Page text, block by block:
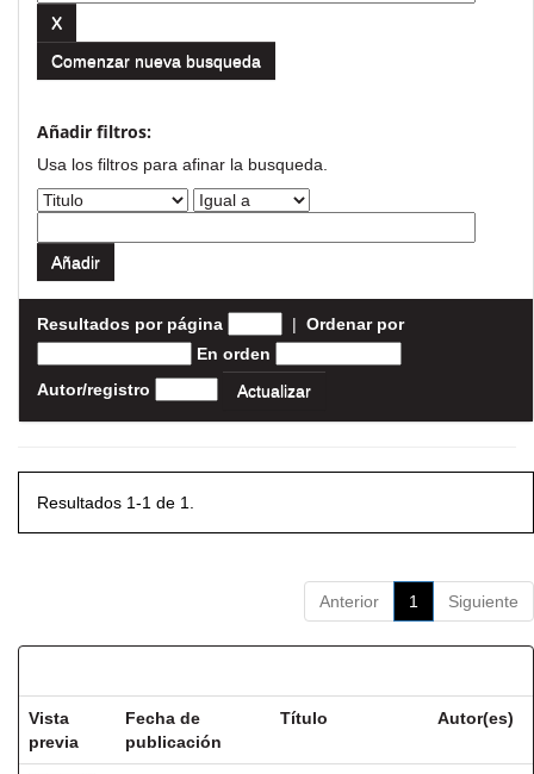
Comenzar nueva busqueda
Añadir filtros:
Usa los filtros para afinar la busqueda.
Resultados por página | Ordenar por
En orden
Autor/registro
Resultados 1-1 de 1.
Anterior 1 Siguiente
Vista
previa
Fecha de
publicación
Título Autor(es)